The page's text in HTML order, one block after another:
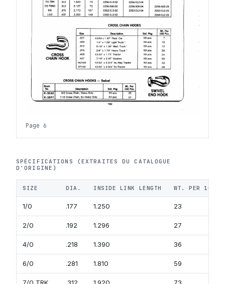
Page 6
SPÉCIFICATIONS (EXTRAITES DU CATALOGUE
D'ORIGINE)
SIZE DIA. INSIDE LINK LENGTH WT. PER 100
1/0 .177 1.250 23
2/0 .192 1.296 27
4/0 .218 1.390 36
6/0 .281 1.810 59
7/0 TRK .312 1.920 73